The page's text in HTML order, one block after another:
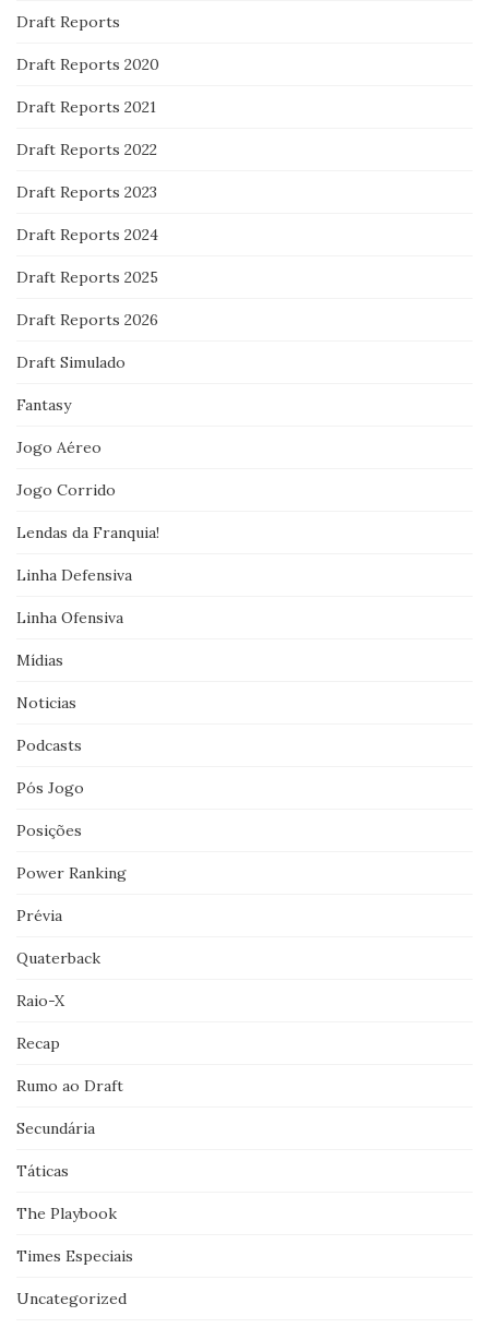
Draft Reports
Draft Reports 2020
Draft Reports 2021
Draft Reports 2022
Draft Reports 2023
Draft Reports 2024
Draft Reports 2025
Draft Reports 2026
Draft Simulado
Fantasy
Jogo Aéreo
Jogo Corrido
Lendas da Franquia!
Linha Defensiva
Linha Ofensiva
Mídias
Noticias
Podcasts
Pós Jogo
Posições
Power Ranking
Prévia
Quaterback
Raio-X
Recap
Rumo ao Draft
Secundária
Táticas
The Playbook
Times Especiais
Uncategorized